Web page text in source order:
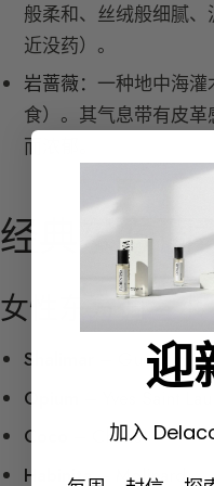
般柔和、丝绒般细腻
近没药）。
岩蔷薇： 一种地中海
食）。其气息带有皮
而浓郁。
经典东方调
女性东方调香水
Shalimar
– Guerlain
Opium
Coco
– Chanel
Habinita– Molinard
迎
加入